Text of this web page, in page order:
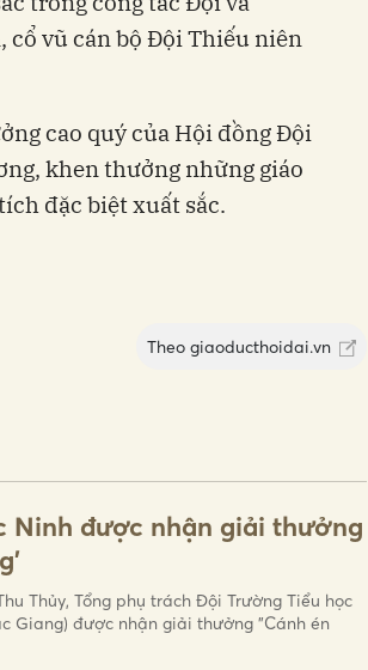
vũ cán bộ Đội Thiếu niên
cao quý của Hội đồng Đội
khen thưởng những giáo
đặc biệt xuất sắc.
Theo giaoducthoidai.vn
Ninh được nhận giải thưởng
Thủy, Tổng phụ trách Đội Trường Tiểu học
Giang) được nhận giải thưởng "Cánh én